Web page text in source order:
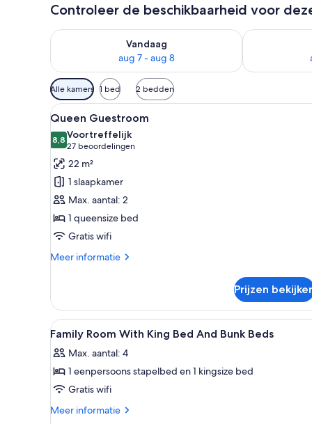
Controleer de beschikbaarheid voor
Vandaag
aug 7 - aug 8
De beschikbaarheid controleren voor vanavond aug
De
Beschikbare
filters
voor
kamers
Alle kamers 1 bed 2 bedden
Alle
foto's
voor
Queen
Guestroom
laden
Een hotelkamer met een
5
Queen Guestroom
8,88,8 van 10
Voortreffelijk
27 beoordelingen
(27
beoordelingen)
22 m²
1 slaapkamer
Max. aantal: 2
1 queensize bed
Gratis wifi
Meer informatie
Meer
Guestroom
Prijzen
Alle
foto's
voor
Family
Room
With
Een kluis op de kamer,
10
Family Room With King Bed And Bunk Beds
Max. aantal: 4
1 eenpersoons stapelbed en 1 kingsize bed
Gratis wifi
Meer informatie
Meer